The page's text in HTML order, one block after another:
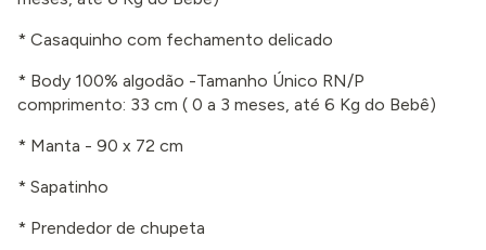
* Casaquinho com fechamento delicado
* Body 100% algodão -Tamanho Único RN/P
comprimento: 33 cm ( 0 a 3 meses, até 6 Kg do Bebê)
* Manta - 90 x 72 cm
* Sapatinho
* Prendedor de chupeta